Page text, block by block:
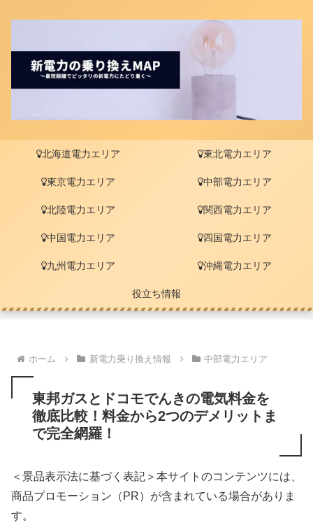
北海道電力エリア 東北電力エリア
東京電力エリア 中部電力エリア
北陸電力エリア 関西電力エリア
中国電力エリア 四国電力エリア
九州電力エリア 沖縄電力エリア
役立ち情報
ホーム 新電力乗り換え情報 中部電力エリア
東邦ガスとドコモでんきの電気料金を
徹底比較！料金から2つのデメリットま
で完全網羅！
＜景品表示法に基づく表記＞本サイトのコンテンツには、
商品プロモーション（PR）が含まれている場合がありま
す。